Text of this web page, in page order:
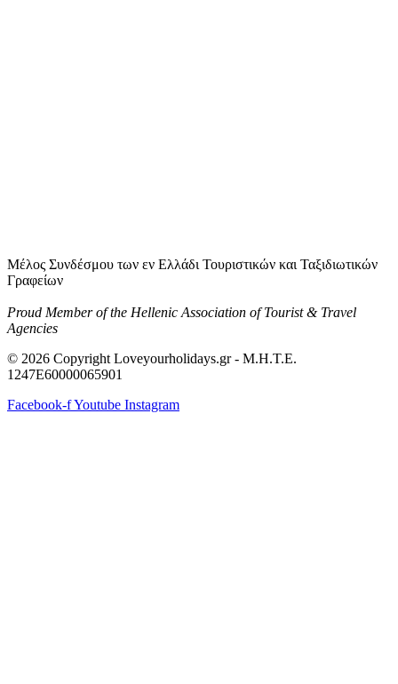
Μέλος Συνδέσμου των εν Ελλάδι Τουριστικών και Ταξιδιωτικών
Γραφείων
Proud Member of the Hellenic Association of Tourist & Travel
Agencies
© 2026 Copyright Loveyourholidays.gr - M.H.T.E.
1247Ε60000065901
Facebook-fYoutube Instagram